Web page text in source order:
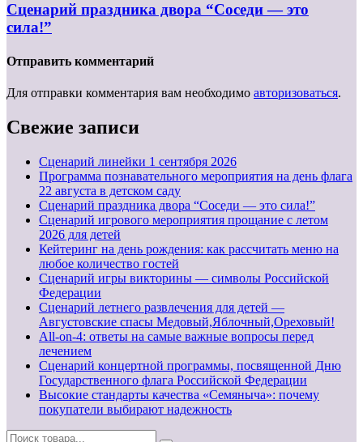
Сценарий праздника двора “Соседи — это
сила!”
Отправить комментарий
Для отправки комментария вам необходимо авторизоваться.
Свежие записи
Cценарий линейки 1 сентября 2026
Программа познавательного мероприятия на день флага
22 августа в детском саду
Сценарий праздника двора “Соседи — это сила!”
Сценарий игрового мероприятия прощание с летом
2026 для детей
Кейтеринг на день рождения: как рассчитать меню на
любое количество гостей
Сценарий игры викторины — символы Российской
Федерации
Сценарий летнего развлечения для детей —
Августовские спасы Медовый,Яблочный,Ореховый!
All-on-4: ответы на самые важные вопросы перед
лечением
Сценарий концертной программы, посвященной Дню
Государственного флага Российской Федерации
Высокие стандарты качества «Семяныча»: почему
покупатели выбирают надежность